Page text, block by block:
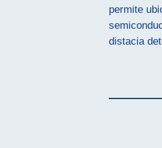
permite
distacia